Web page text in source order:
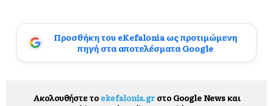
Προσθήκη του eKefalonia ως προτιμώμενη
πηγή στα αποτελέσματα Google
Ακολουθήστε το ekefalonia.grστο Google News και